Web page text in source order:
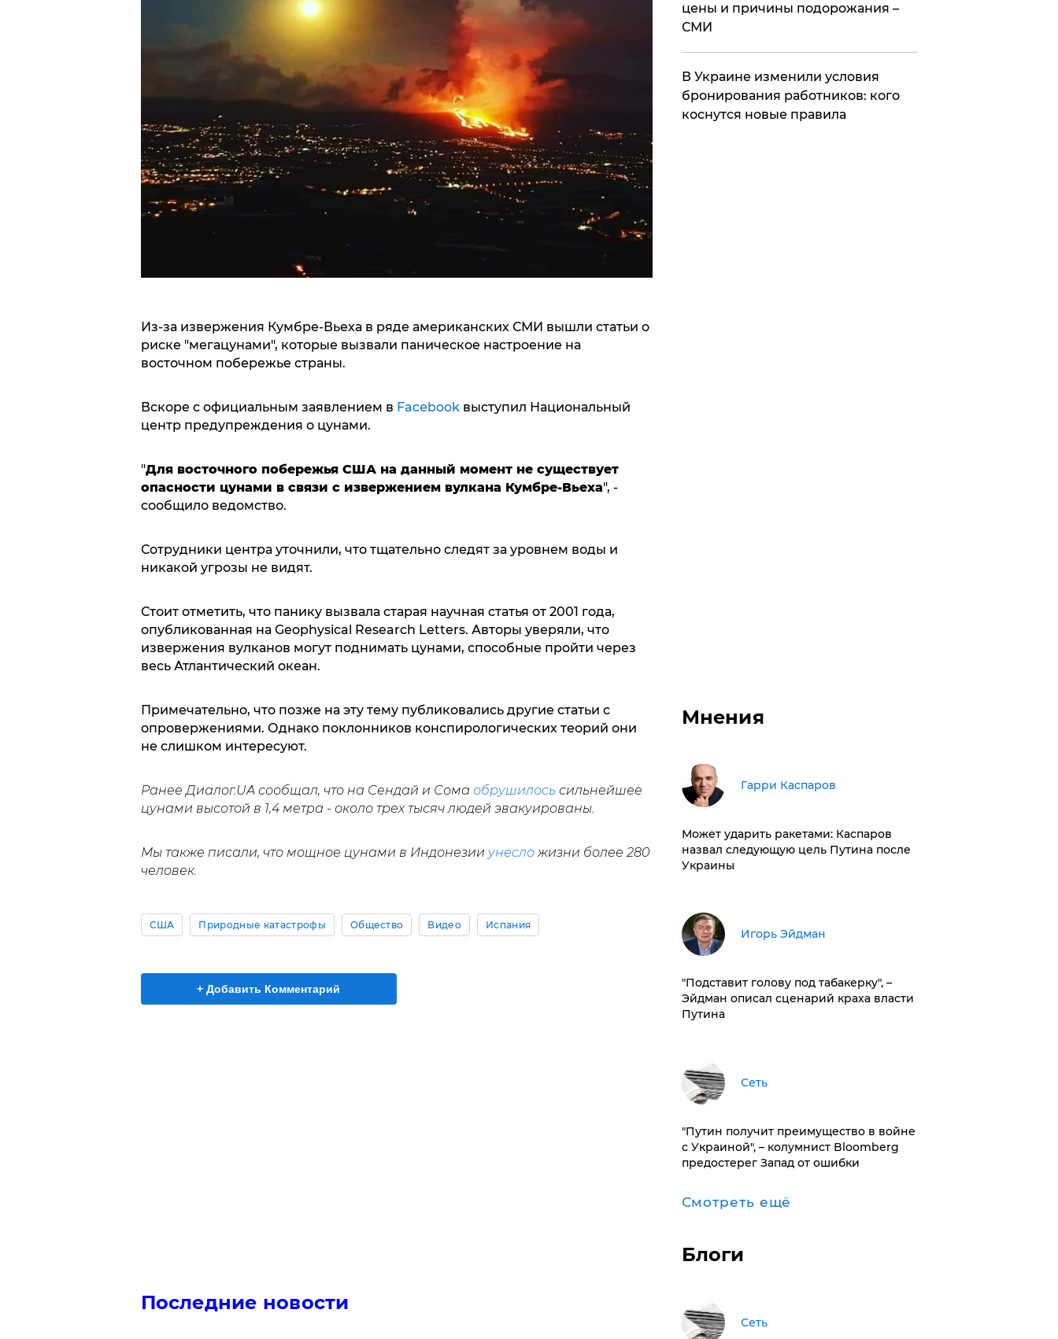
Из-за извержения Кумбре-Вьеха в ряде американских СМИ вышли статьи о
риске "мегацунами", которые вызвали паническое настроение на
восточном побережье страны.
Вскоре с официальным заявлением в Facebookвыступил Национальный
центр предупреждения о цунами.
"Для восточного побережья США на данный момент не существует
опасности цунами в связи с извержением вулкана Кумбре-Вьеха", -
сообщило ведомство.
Сотрудники центра уточнили, что тщательно следят за уровнем воды и
никакой угрозы не видят.
Стоит отметить, что панику вызвала старая научная статья от 2001 года,
опубликованная на Geophysical Research Letters. Авторы уверяли, что
извержения вулканов могут поднимать цунами, способные пройти через
весь Атлантический океан.
Примечательно, что позже на эту тему публиковались другие статьи с
опровержениями. Однако поклонников конспирологических теорий они
не слишком интересуют.
Ранее Диалог.UA сообщал, что на Сендай и Сома обрушилось сильнейшее
цунами высотой в 1,4 метра - около трех тысяч людей эвакуированы.
Мы также писали, что мощное цунами в Индонезии унесложизни более 280
человек.
США Природные катастрофы Общество Видео Испания
+ Добавить Комментарий
Последние новости
цены и причины подорожания –
СМИ
В Украине изменили условия
бронирования работников: кого
коснутся новые правила
Мнения
Гарри Каспаров
Может ударить ракетами: Каспаров
назвал следующую цель Путина после
Украины
Игорь Эйдман
​"Подставит голову под табакерку", –
Эйдман описал сценарий краха власти
Путина
Сеть
"Путин получит преимущество в войне
с Украиной", – колумнист Bloomberg
предостерег Запад от ошибки
Смотреть ещё
Блоги
Сеть